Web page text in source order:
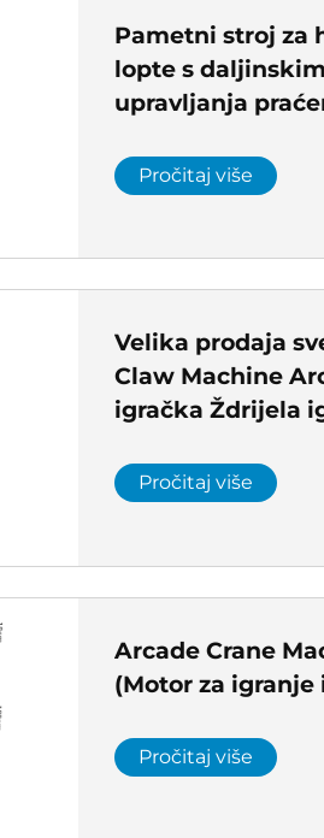
Pametni stroj za
lopte s
upravljanja
Arcade Crane igra
Pročitaj više
Velika prodaja
Claw Machine
igračka Ždrijela
Pročitaj više
Arcade Crane
(Motor za igranje
Pročitaj više